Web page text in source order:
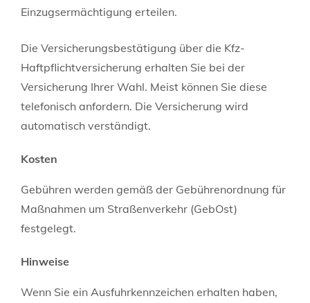
Einzugsermächtigung erteilen.
Die Versicherungsbestätigung über die Kfz-
Haftpflichtversicherung erhalten Sie bei der
Versicherung Ihrer Wahl. Meist können Sie diese
telefonisch anfordern. Die Versicherung wird
automatisch verständigt.
Kosten
Gebühren werden gemäß der Gebührenordnung für
Maßnahmen um Straßenverkehr (GebOst)
festgelegt.
Hinweise
Wenn Sie ein Ausfuhrkennzeichen erhalten haben,